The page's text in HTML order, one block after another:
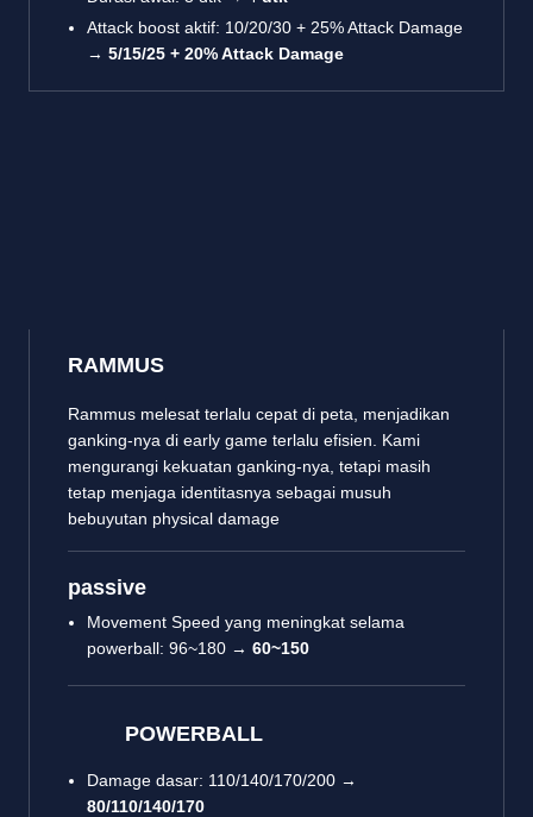
Attack boost aktif: 10/20/30 + 25% Attack Damage
→ 5/15/25 + 20% Attack Damage
RAMMUS
Rammus melesat terlalu cepat di peta, menjadikan
ganking-nya di early game terlalu efisien. Kami
mengurangi kekuatan ganking-nya, tetapi masih
tetap menjaga identitasnya sebagai musuh
bebuyutan physical damage
passive
Movement Speed yang meningkat selama
powerball: 96~180 → 60~150
POWERBALL
Damage dasar: 110/140/170/200 →
80/110/140/170